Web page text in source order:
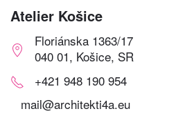
Atelier Košice
Floriánska 1363/17
040 01, Košice, SR
+421 948 190 954
mail@architekti4a.eu